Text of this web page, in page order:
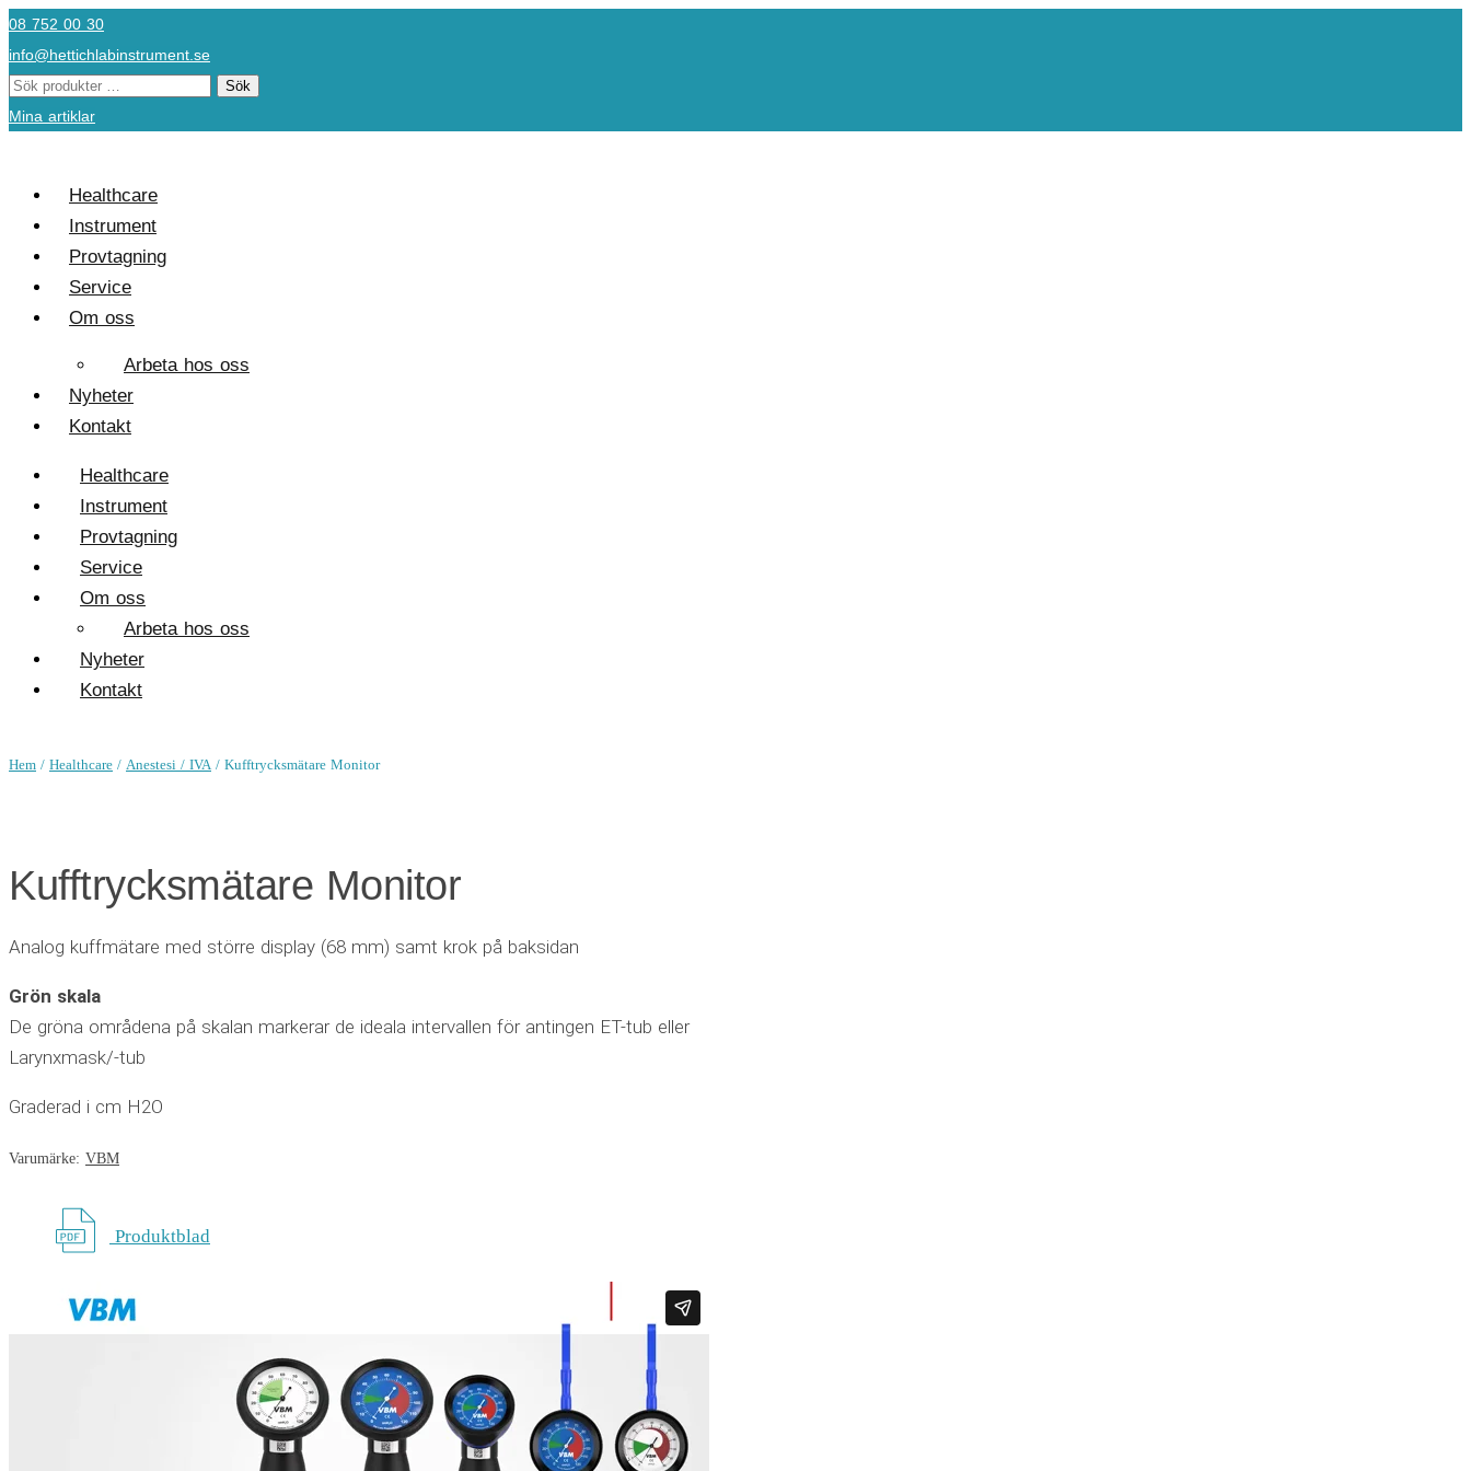
Hoppa
till
innehåll
08 752 00 30
info@hettichlabinstrument.se
Sök
efter:
Sök
Mina artiklar
Healthcare
Instrument
Provtagning
Service
Om oss
Arbeta hos oss
Nyheter
Kontakt
Healthcare
Instrument
Provtagning
Service
Om oss
Arbeta hos oss
Nyheter
Kontakt
Hem / Healthcare / Anestesi / IVA / Kufftrycksmätare Monitor
Kufftrycksmätare Monitor
Analog kuffmätare med större display (68 mm) samt krok på baksidan
Grön skala
De gröna områdena på skalan markerar de ideala intervallen för antingen ET-tub eller
Larynxmask/-tub
Graderad i cm H2O
Varumärke: VBM
Produktblad